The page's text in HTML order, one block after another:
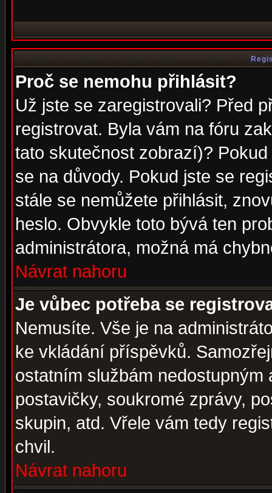
Proč se nemohu přihlásit?
Už jste se zaregistrovali? Před
registrovat. Byla vám na fóru
tato skutečnost zobrazí)?
se na důvody. Pokud jste se
stále se nemůžete přihlásit,
heslo. Obvykle toto bývá ten
administrátora, možná má
Návrat nahoru
Je vůbec potřeba se
Nemusíte. Vše je na
ke vkládání příspěvků.
ostatním službám
postavičky, soukromé zprávy,
skupin, atd. Vřele vám tedy
chvil.
Návrat nahoru